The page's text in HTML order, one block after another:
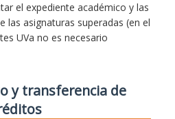
el expediente académico y las
las asignaturas superadas (en el
UVa no es necesario
y transferencia de